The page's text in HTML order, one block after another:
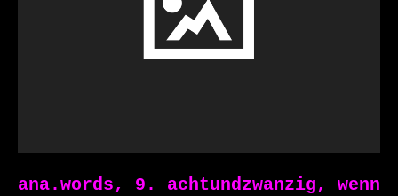
ana.words, 9. achtundzwanzig, wenn